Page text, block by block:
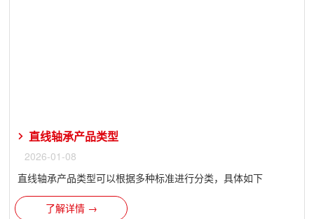
直线轴承产品类型
2026-01-08
直线轴承​产品类型可以根据多种标准进行分类，具体如下
了解详情 →